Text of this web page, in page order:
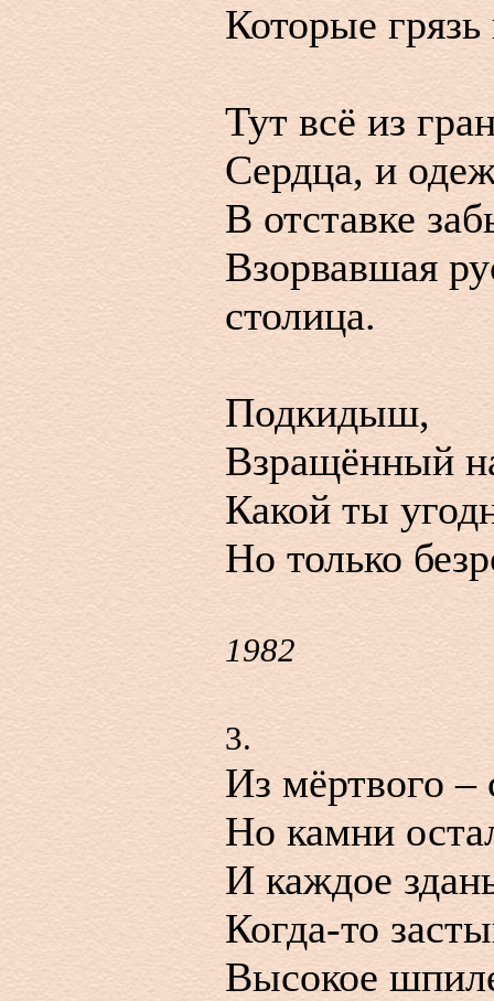
Которые
Тут всё из
Сердца, и
В отставке
Взорвавшая
столица.
Подкидыш,
Взращённый
Какой ты
Но только
1982
3.
Из мёртвого –
Но камни
И каждое
Когда-то
Высокое